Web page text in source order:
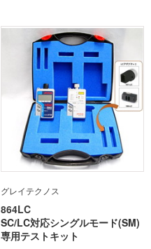
グレイテクノス
864LC
SC/LC対応シングルモード(SM)
専用テストキット